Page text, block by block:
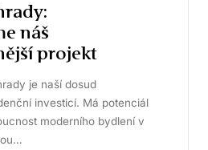
náš
projekt
je naší dosud
investicí. Má potenciál
moderního bydlení v